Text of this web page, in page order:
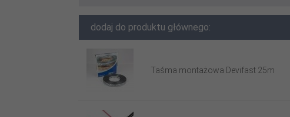
dodaj do produktu głównego:
Taśma montażowa Devifast 25m